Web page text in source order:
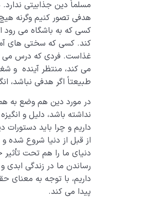
مسلماً دین جذابیتی
هدفی تصور کنیم وگرنه
کسی که به باشگاه می رود
کند. کسی که سختی های
غذاست. فردی که درس می
می کند، منتظر آینده و
طبیعتاً اگر هدفی نباشد،
در مورد دین هم وضع به
نداشته باشد، دلیل و
داریم و چرا باید دستورات
از قبل از دنیا شروع
دنیای ما را هم تحت
رساندن ما در زندگی
داریم، با توجه به
پیدا می کند.